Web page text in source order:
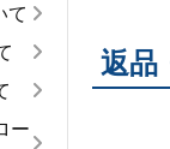
返品
て
ー